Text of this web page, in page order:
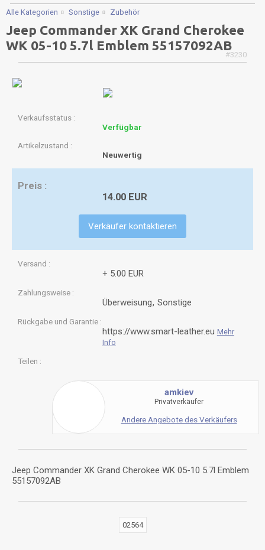
Alle Kategorien
Sonstige Zubehör
Jeep Commander XK Grand Cherokee
WK 05-10 5.7l Emblem 55157092AB
#3230
Verkaufsstatus
Verfügbar
Artikelzustand
Neuwertig
Preis
14.00 EUR
Verkäufer kontaktieren
Versand
+ 5.00 EUR
Zahlungsweise
Überweisung Sonstige
Rückgabe und Garantie
https://www.smart-leather.eu Mehr
Info
Teilen
amkiev
Privatverkäufer
Andere Angebote des Verkäufers
Jeep Commander XK Grand Cherokee WK 05-10 5.7l Emblem
55157092AB
02564